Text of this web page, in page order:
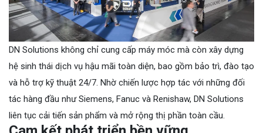
DN Solutions không chỉ cung cấp máy móc mà còn xây dựng
hệ sinh thái dịch vụ hậu mãi toàn diện, bao gồm bảo trì, đào tạo
và hỗ trợ kỹ thuật 24/7. Nhờ chiến lược hợp tác với những đối
tác hàng đầu như Siemens, Fanuc và Renishaw, DN Solutions
liên tục cải tiến sản phẩm và mở rộng thị phần toàn cầu.